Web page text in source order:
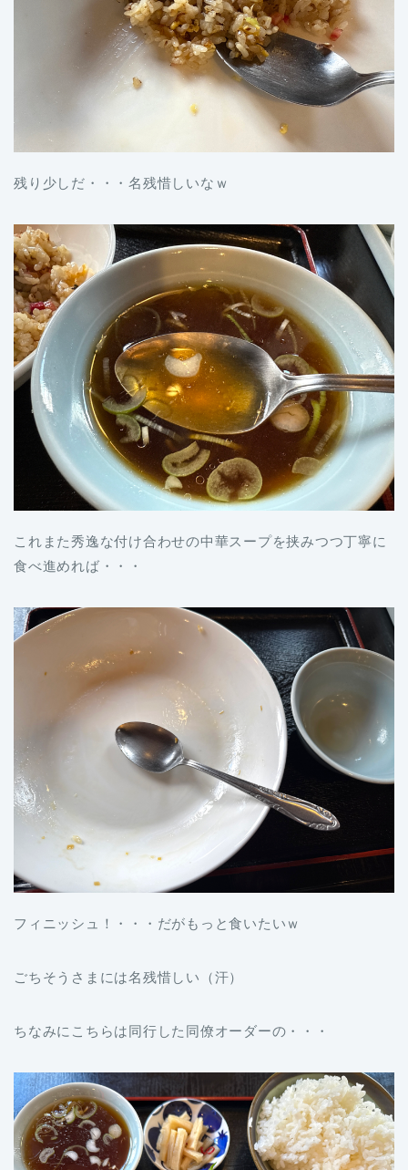
残り少しだ・・・名残惜しいなｗ
これまた秀逸な付け合わせの中華スープを挟みつつ丁寧に
食べ進めれば・・・
フィニッシュ！・・・だがもっと食いたいｗ
ごちそうさまには名残惜しい（汗）
ちなみにこちらは同行した同僚オーダーの・・・